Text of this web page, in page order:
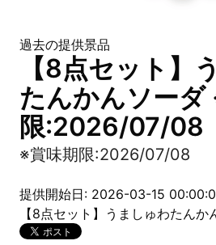
過去の提供景品
【8点セット】
たんかんソーダ
限:2026/07/08
※賞味期限:2026/07/08
提供開始日: 2026-03-15
【8点セット】うましゅわたんか